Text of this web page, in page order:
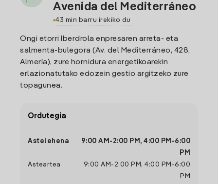
Avenida del Mediterráneo
43 min barru irekiko du
Ongi etorri Iberdrola enpresaren arreta- eta
salmenta-bulegora (Av. del Mediterráneo, 428,
Almería), zure hornidura energetikoarekin
erlazionatutako edozein gestio argitzeko zure
topagunea.
Ordutegia
Astelehena 9:00 AM - 2:00 PM , 4:00 PM -6:00
PM
Asteartea
9:00 AM - 2:00 PM , 4:00 PM -6:00
PM